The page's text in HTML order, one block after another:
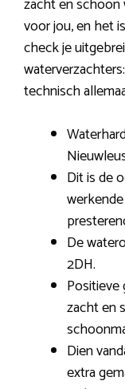
voor jou, en het
check je
technisch
Dit is de
De
2DH.
Positieve
zacht en
Dien
extra